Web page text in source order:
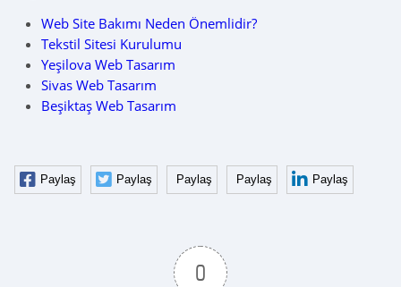
Web Site Bakımı Neden Önemlidir?
Tekstil Sitesi Kurulumu
Yeşilova Web Tasarım
Sivas Web Tasarım
Beşiktaş Web Tasarım
Paylaş Paylaş Paylaş Paylaş Paylaş
0